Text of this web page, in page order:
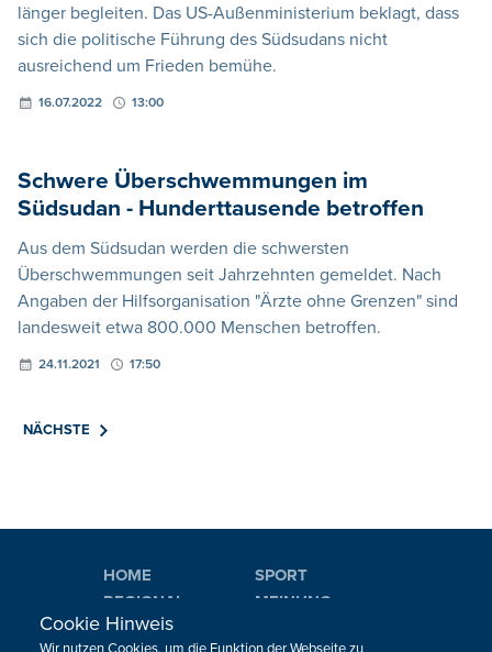
länger begleiten. Das US-Außenministerium beklagt, dass
sich die politische Führung des Südsudans nicht
ausreichend um Frieden bemühe.
16.07.2022 13:00
Schwere Überschwemmungen im
Südsudan - Hunderttausende betroffen
Aus dem Südsudan werden die schwersten
Überschwemmungen seit Jahrzehnten gemeldet. Nach
Angaben der Hilfsorganisation "Ärzte ohne Grenzen" sind
landesweit etwa 800.000 Menschen betroffen.
24.11.2021 17:50
NÄCHSTE
HOME
REGIONAL
NATIONAL
SPORT
MEINUNG
Cookie Hinweis